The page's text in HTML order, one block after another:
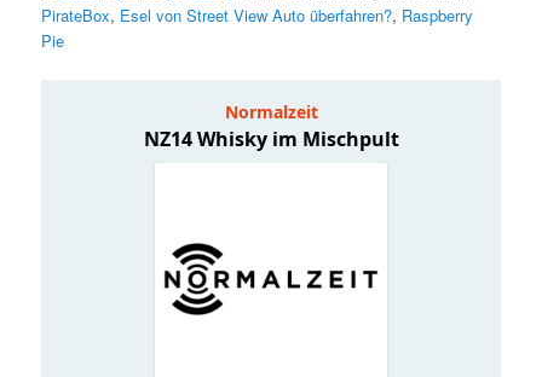
PirateBox, Esel von Street View Auto überfahren?, Raspberry
Pie